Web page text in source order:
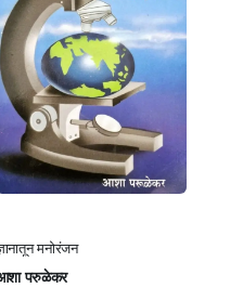
मनोरंजन
परुळेकर